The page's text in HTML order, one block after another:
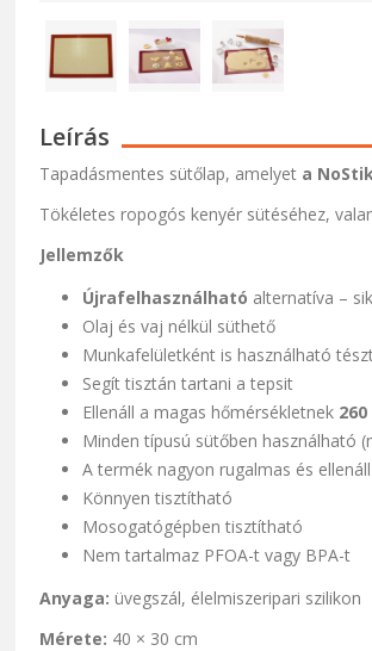
Leírás
Tapadásmentes sütőlap, amelyet a
Tökéletes ropogós kenyér sütéséhez,
Jellemzők
Újrafelhasználható alternatíva –
Olaj és vaj nélkül süthető
Munkafelületként is használható
Segít tisztán tartani a tepsit
Ellenáll a magas hőmérsékletnek 260
Minden típusú sütőben használható
A termék nagyon rugalmas és
Könnyen tisztítható
Mosogatógépben tisztítható
Nem tartalmaz PFOA-t vagy BPA-t
Anyaga: üvegszál, élelmiszeripari szilikon
Mérete: 40 × 30 cm